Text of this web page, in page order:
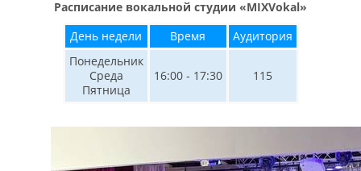
Расписание вокальной студии «MIXVokal»
День недели
Время
Аудитория
Понедельник
Среда
Пятница
16:00 - 17:30 115